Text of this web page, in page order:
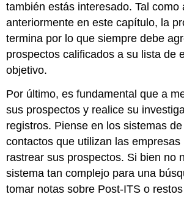
también estás interesado. Tal como
anteriormente en este capítulo, la
termina por lo que siempre debe
prospectos calificados a su lista de
objetivo.
Por último, es fundamental que a
sus prospectos y realice su
registros. Piense en los sistemas
contactos que utilizan las
rastrear sus prospectos. Si bien no
sistema tan complejo para una
tomar notas sobre Post-ITS o